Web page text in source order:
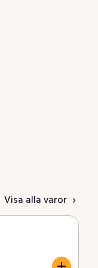
Visa alla varor